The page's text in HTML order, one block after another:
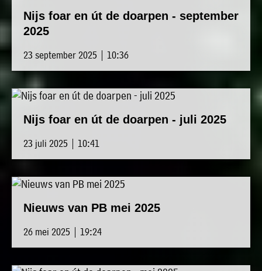
Nijs foar en út de doarpen - september
2025
23 september 2025 | 10:36
Nijs foar en út de doarpen - juli 2025
23 juli 2025 | 10:41
Nieuws van PB mei 2025
26 mei 2025 | 19:24